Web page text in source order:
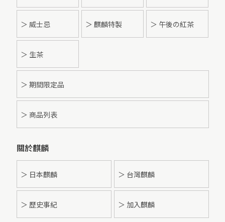
＞ 威士忌 ＞ 麒麟特製 ＞ 午後の紅茶
＞ 生茶
＞ 期間限定品
＞ 商品列表
關於麒麟
＞ 日本麒麟 ＞ 台灣麒麟
＞ 歷史事紀 ＞ 加入麒麟